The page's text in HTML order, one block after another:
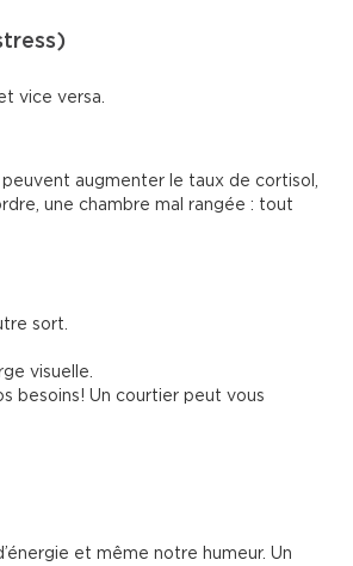
vice versa.
augmenter le taux de cortisol,
une chambre mal rangée : tout
sort.
visuelle.
besoins! Un courtier peut vous
et même notre humeur. Un